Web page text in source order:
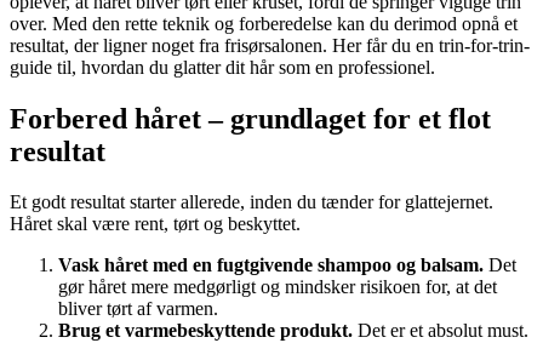
over. Med den rette teknik og forberedelse kan du derimod opnå et
resultat, der ligner noget fra frisørsalonen. Her får du en trin-for-trin-
guide til, hvordan du glatter dit hår som en professionel.
Forbered håret – grundlaget for et flot
resultat
Et godt resultat starter allerede, inden du tænder for glattejernet.
Håret skal være rent, tørt og beskyttet.
Vask håret med en fugtgivende shampoo og balsam. Det
gør håret mere medgørligt og mindsker risikoen for, at det
bliver tørt af varmen.
Brug et varmebeskyttende produkt. Det er et absolut must.